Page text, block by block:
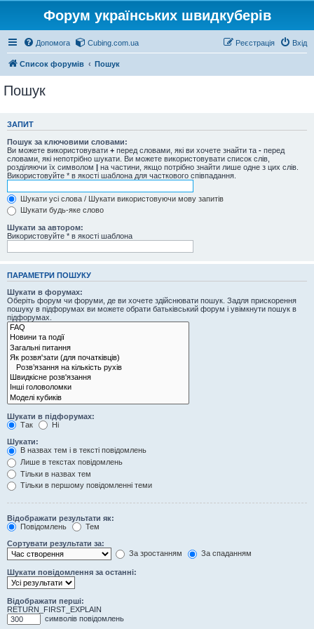
Форум українських швидкуберів
Допомога Cubing.com.ua Вхід
Реєстрація
Список форумів Пошук
Пошук
ЗАПИТ
Пошук за ключовими словами:
Ви можете використовувати + перед словами, які ви хочете знайти та - перед
словами, які непотрібно шукати. Ви можете використовувати список слів,
розділяючи їх символом | на частини, якщо потрібно знайти лише одне з цих слів.
Використовуйте * в якості шаблона для часткового співпадання.
Шукати усі слова / Шукати використовуючи мову запитів
Шукати будь-яке слово
Шукати за автором:
Використовуйте * в якості шаблона
ПАРАМЕТРИ ПОШУКУ
Шукати в форумах:
Оберіть форум чи форуми, де ви хочете здійснювати пошук. Задля прискорення
пошуку в підфорумах ви можете обрати батьківський форум і увімкнути пошук в
підфорумах.
Шукати в підфорумах:
Так
Ні
Шукати:
В назвах тем і в тексті повідомлень
Лише в текстах повідомлень
Тільки в назвах тем
Тільки в першому повідомленні теми
Відображати результати як:
Повідомлень
Тем
Сортувати результати за:
За зростанням
За спаданням
Шукати повідомлення за останні:
Відображати перші:
RETURN_FIRST_EXPLAIN
символів повідомлень